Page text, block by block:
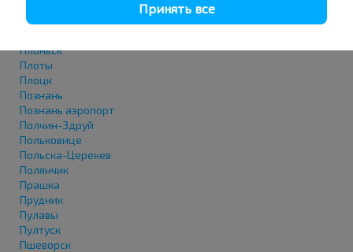
Пильзно
Плоньск
Плоты
Плоцк
Познань
Познань аэропорт
Полчин-Здруй
Польковице
Польска-Церекев
Полянчик
Прашка
Прудник
Пулавы
Пултуск
Пшеворск
Принять все